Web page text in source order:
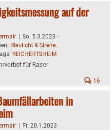
auf der
| So. 5.3.2023 -
Blaulicht & Sirene,
REICHERTSHEIM
für Raser
16
in
| Fr. 20.1.2023 -